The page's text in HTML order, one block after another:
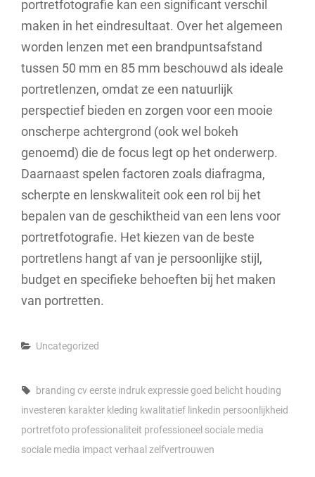
portretfotografie kan een significant verschil
maken in het eindresultaat. Over het algemeen
worden lenzen met een brandpuntsafstand
tussen 50 mm en 85 mm beschouwd als ideale
portretlenzen, omdat ze een natuurlijk
perspectief bieden en zorgen voor een mooie
onscherpe achtergrond (ook wel bokeh
genoemd) die de focus legt op het onderwerp.
Daarnaast spelen factoren zoals diafragma,
scherpte en lenskwaliteit ook een rol bij het
bepalen van de geschiktheid van een lens voor
portretfotografie. Het kiezen van de beste
portretlens hangt af van je persoonlijke stijl,
budget en specifieke behoeften bij het maken
van portretten.
Categories
Uncategorized
Tags,
branding cveerste indrukexpressiegoed belicht houding
investeren karakter kleding kwalitatief linkedin persoonlijkheid
portretfoto professionaliteit professioneel sociale media
sociale media impact verhaal zelfvertrouwen